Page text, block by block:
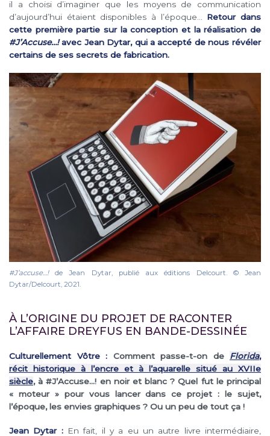
il a choisi d’imaginer que les moyens de communication
d’aujourd’hui étaient disponibles à l’époque… Retour dans
cette première partie sur la conception et la réalisation de
#J’Accuse…!avec Jean Dytar, qui a accepté de nous révéler
certains de ses secrets de fabrication.
#J’accuse…!de Jean Dytar, publié aux éditions Delcourt. © Jean
Dytar/Delcourt, 2021.
À L’ORIGINE DU PROJET DE RACONTER
L’AFFAIRE DREYFUS EN BANDE-DESSINÉE
Culturellement Vôtre : Comment passe-t-on de Florida,
récit historique à l’encre et à l’aquarelle situé au XVIIe
siècle, à#J’Accuse…! en noir et blanc ? Quel fut le principal
« moteur » pour vous lancer dans ce projet : le sujet,
l’époque, les envies graphiques ? Ou un peu de tout ça !
Jean Dytar :En fait, il y a eu un autre livre intermédiaire,